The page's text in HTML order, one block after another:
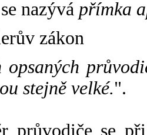
nazývá přímka
zákon
opsaných
stejně velké.".
průvodiče se